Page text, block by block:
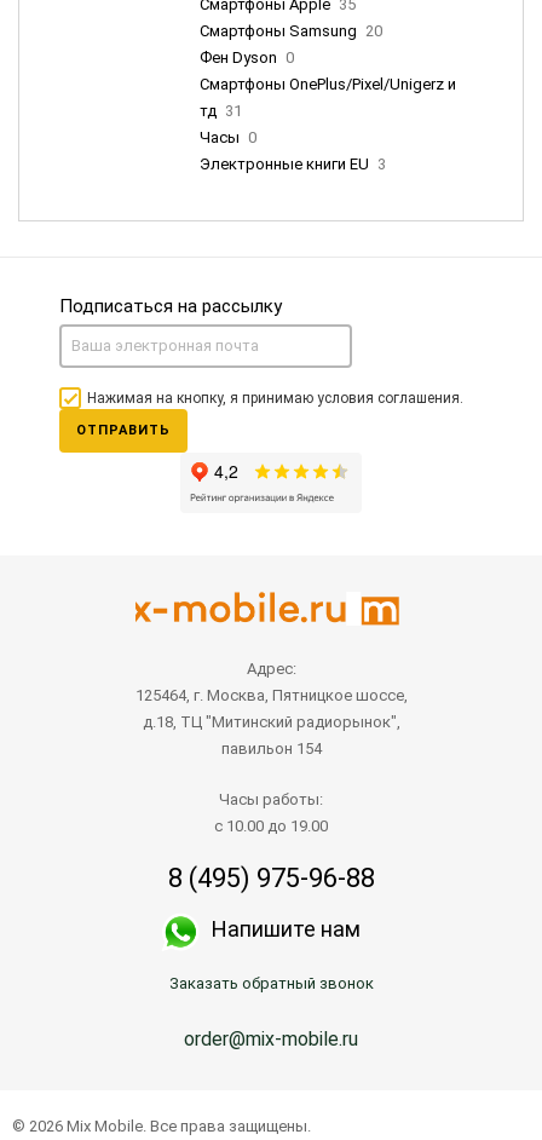
Смартфоны Apple 35
Смартфоны Samsung 20
Фен Dyson 0
Смартфоны OnePlus/Pixel/Unigerz и
тд 31
Часы 0
Электронные книги EU 3
Подписаться на рассылку
Нажимая на кнопку, я принимаю условия соглашения.
ОТПРАВИТЬ
Адрес:
125464, г. Москва, Пятницкое шоссе,
д.18, ТЦ "Митинский радиорынок",
павильон 154
Часы работы:
с 10.00 до 19.00
8 (495) 975-96-88
Напишите нам
Заказать обратный звонок
order@mix-mobile.ru
© 2026 Mix Mobile. Все права защищены.